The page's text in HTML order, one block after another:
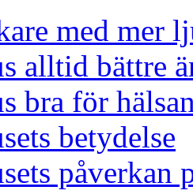
med mer
alltid bättre
bra för
betydelse
påverkan